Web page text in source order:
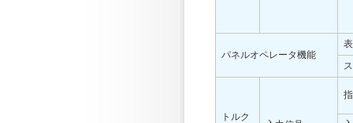
パネルオペレータ機能
トルク